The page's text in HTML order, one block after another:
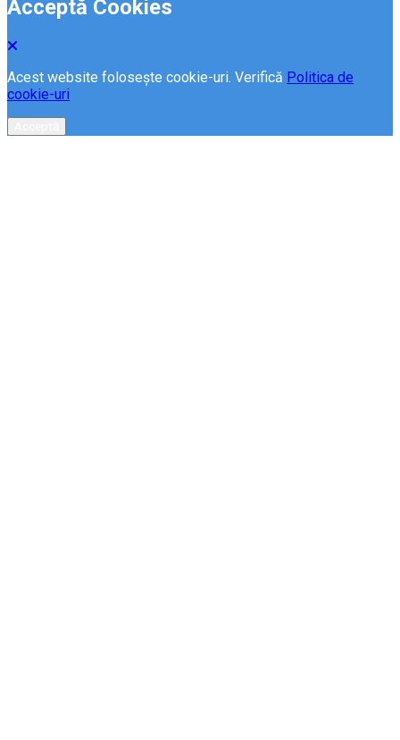
Acceptă Cookies
Acest website folosește cookie-uri. Verifică Politica de
cookie-uri